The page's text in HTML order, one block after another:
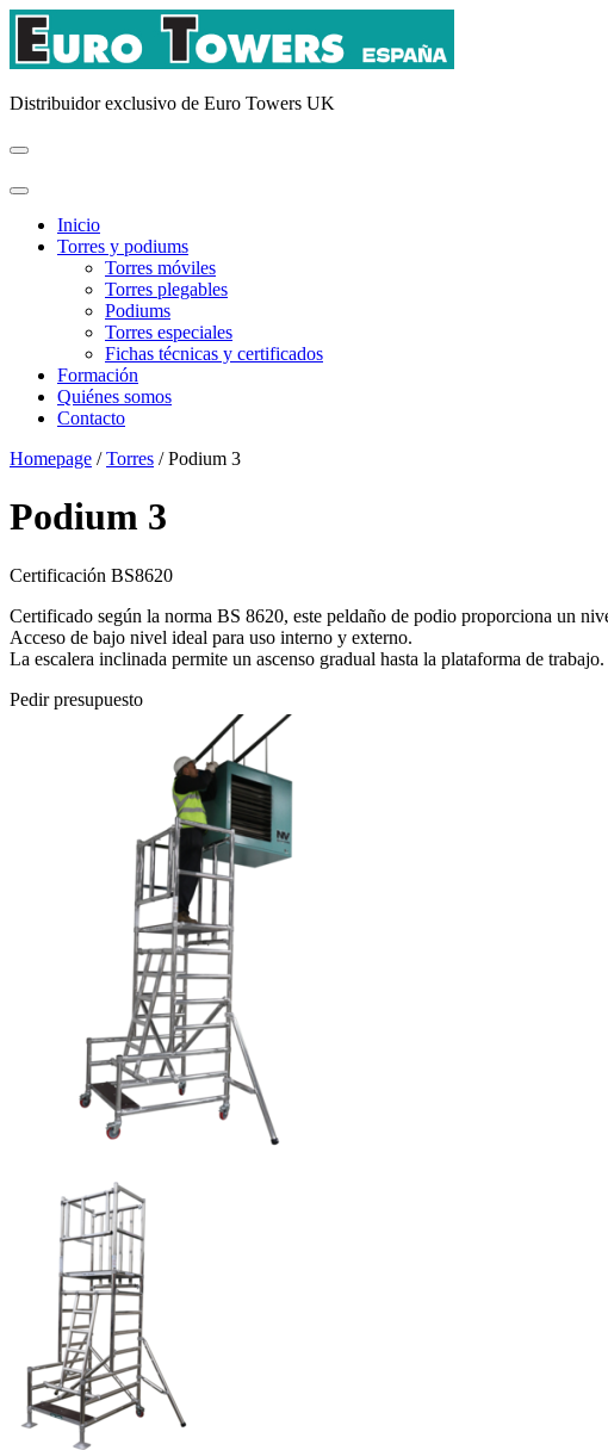
Distribuidor exclusivo de Euro Towers UK
Inicio
Torres y podiums
Torres móviles
Torres plegables
Podiums
Torres especiales
Fichas técnicas y certificados
Formación
Quiénes somos
Contacto
Homepage / Torres /Podium 3
Podium 3
Certificación BS8620
Certificado según la norma BS 8620, este peldaño de podio proporciona un
Acceso de bajo nivel ideal para uso interno y externo.
La escalera inclinada permite un ascenso gradual hasta la plataforma de trabajo.
Pedir presupuesto